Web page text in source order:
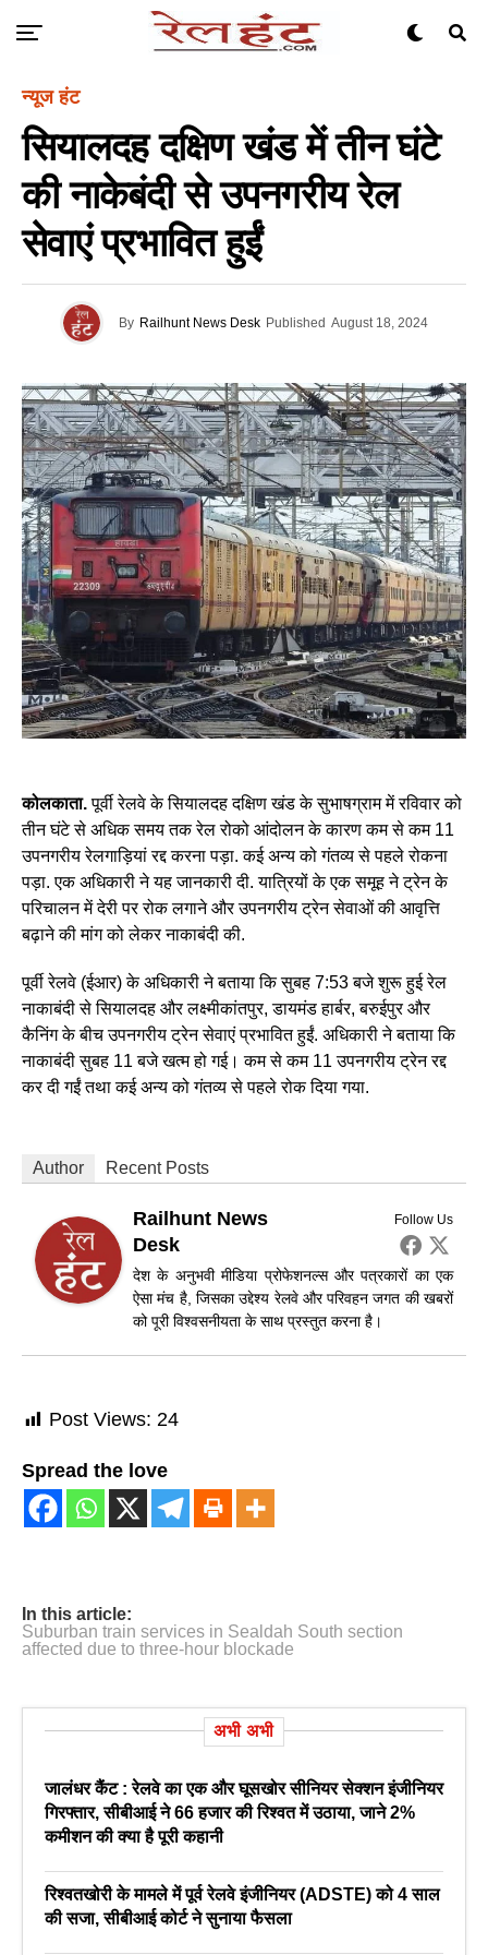
न्यूज हंट
सियालदह दक्षिण खंड में तीन घंटे
की नाकेबंदी से उपनगरीय रेल
सेवाएं प्रभावित हुईं
By Railhunt News Desk Published August 18, 2024
कोलकाता.पूर्वी रेलवे के सियालदह दक्षिण खंड के सुभाषग्राम में रविवार को
तीन घंटे से अधिक समय तक रेल रोको आंदोलन के कारण कम से कम 11
उपनगरीय रेलगाड़ियां रद्द करना पड़ा. कई अन्य को गंतव्य से पहले रोकना
पड़ा. एक अधिकारी ने यह जानकारी दी. यात्रियों के एक समूह ने ट्रेन के
परिचालन में देरी पर रोक लगाने और उपनगरीय ट्रेन सेवाओं की आवृत्ति
बढ़ाने की मांग को लेकर नाकाबंदी की.
पूर्वी रेलवे (ईआर) के अधिकारी ने बताया कि सुबह 7:53 बजे शुरू हुई रेल
नाकाबंदी से सियालदह और लक्ष्मीकांतपुर, डायमंड हार्बर, बरुईपुर और
कैनिंग के बीच उपनगरीय ट्रेन सेवाएं प्रभावित हुईं. अधिकारी ने बताया कि
नाकाबंदी सुबह 11 बजे खत्म हो गई। कम से कम 11 उपनगरीय ट्रेन रद्द
कर दी गईं तथा कई अन्य को गंतव्य से पहले रोक दिया गया.
Author Recent Posts
Follow Us
Railhunt News
Desk
देश के अनुभवी मीडिया प्रोफेशनल्स और पत्रकारों का एक
ऐसा मंच है, जिसका उद्देश्य रेलवे और परिवहन जगत की खबरों
को पूरी विश्वसनीयता के साथ प्रस्तुत करना है।
Post Views: 24
Spread the love
In this article:
Suburban train services in Sealdah South section
affected due to three-hour blockade
अभी अभी
जालंधर कैंट : रेलवे का एक और घूसखोर सीनियर सेक्शन इंजीनियर
गिरफ्तार, सीबीआई ने 66 हजार की रिश्वत में उठाया, जाने 2%
कमीशन की क्या है पूरी कहानी
रिश्वतखोरी के मामले में पूर्व रेलवे इंजीनियर (ADSTE) को 4 साल
की सजा, सीबीआई कोर्ट ने सुनाया फैसला